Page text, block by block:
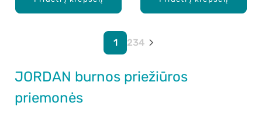
1 234
JORDAN burnos priežiūros
priemonės